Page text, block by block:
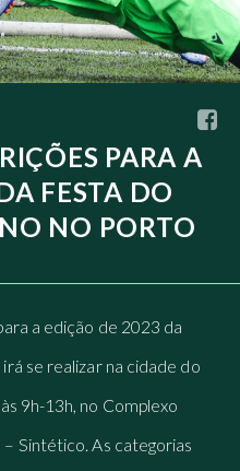
PARA A
FESTA DO
NO PORTO
a edição de 2023 da
se realizar na cidade do
9h-13h, no Complexo
Sintético. As categorias